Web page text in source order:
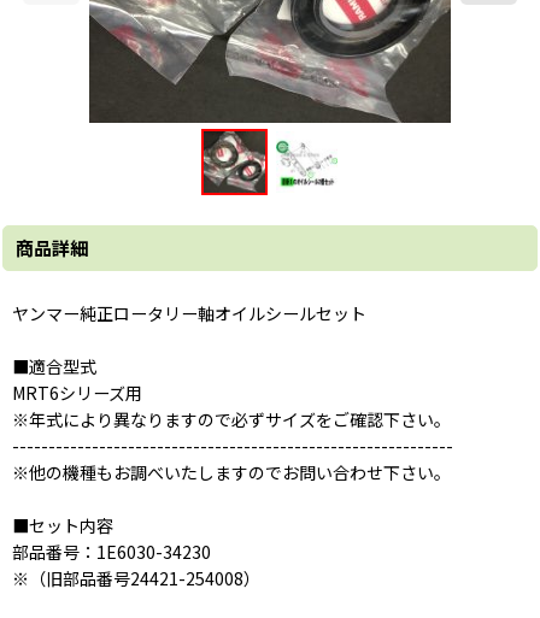
商品詳細
ヤンマー純正ロータリー軸オイルシールセット
■適合型式
MRT6シリーズ用
※年式により異なりますので必ずサイズをご確認下さい。
-------------------------------------------------------------
※他の機種もお調べいたしますのでお問い合わせ下さい。
■セット内容
部品番号：1E6030-34230
※（旧部品番号24421-254008）